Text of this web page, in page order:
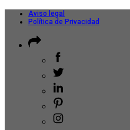
Aviso legal
Política de Privacidad